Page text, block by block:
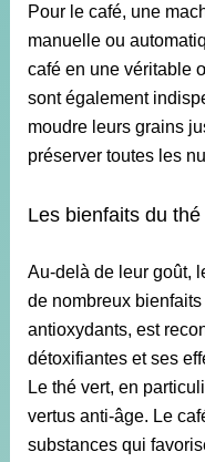
Pour le café, une
manuelle ou
café en une véritable
sont également
moudre leurs grains
préserver toutes les
Les bienfaits du
Au-delà de leur goût,
de nombreux
antioxydants, est
détoxifiantes et ses
Le thé vert, en
vertus anti-âge. Le
substances qui